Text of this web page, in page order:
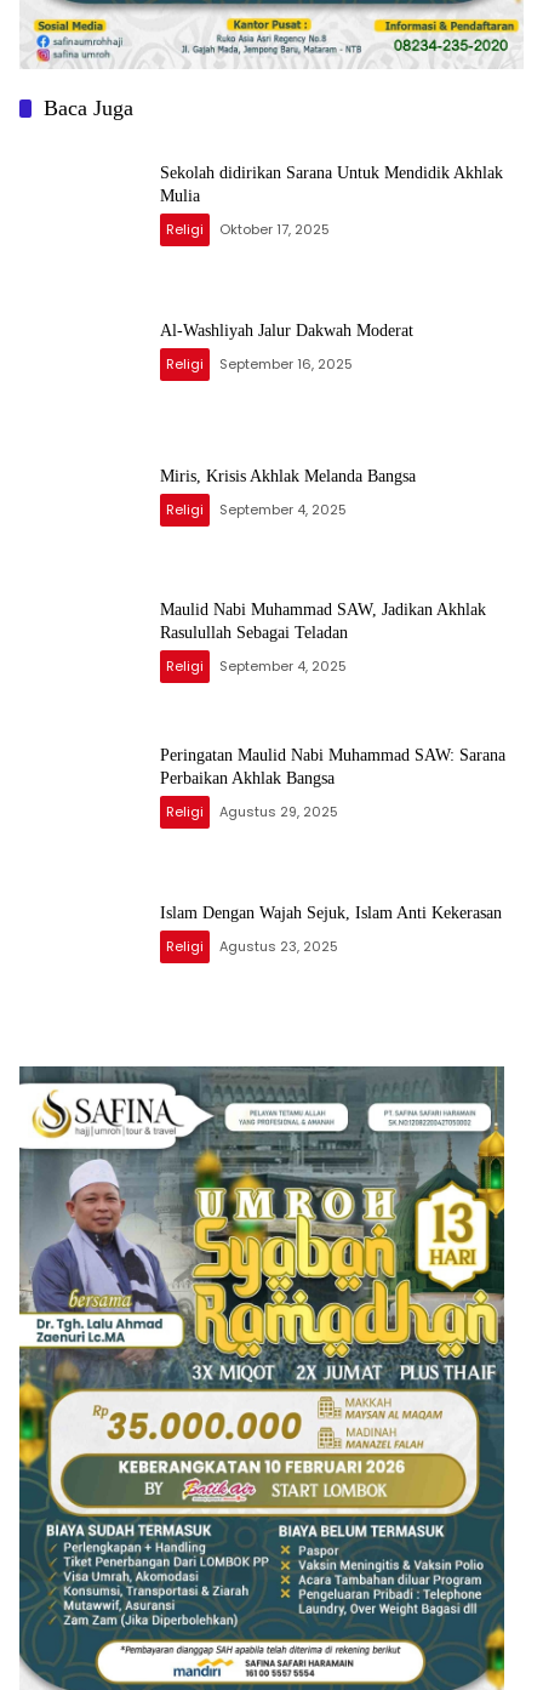
Baca Juga
Sekolah didirikan Sarana Untuk Mendidik Akhlak
Mulia
Religi Oktober 17, 2025
Al-Washliyah Jalur Dakwah Moderat
Religi September 16, 2025
Miris, Krisis Akhlak Melanda Bangsa
Religi September 4, 2025
Maulid Nabi Muhammad SAW, Jadikan Akhlak
Rasulullah Sebagai Teladan
Religi September 4, 2025
Peringatan Maulid Nabi Muhammad SAW: Sarana
Perbaikan Akhlak Bangsa
Religi Agustus 29, 2025
Islam Dengan Wajah Sejuk, Islam Anti Kekerasan
Religi Agustus 23, 2025